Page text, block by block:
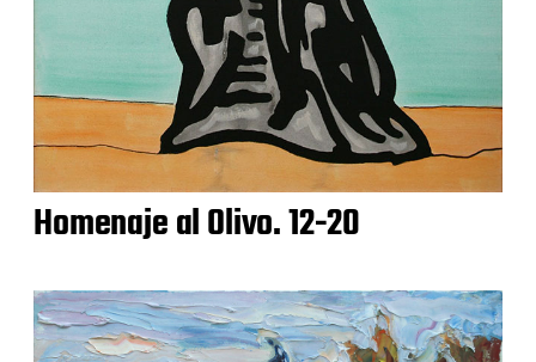
Homenaje al Olivo. 12-20